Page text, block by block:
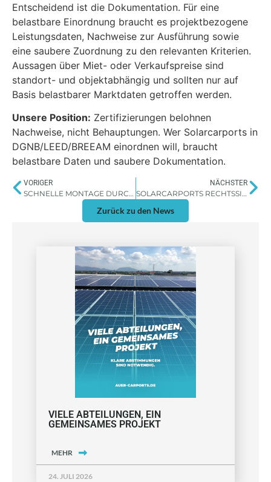
Entscheidend ist die Dokumentation. Für eine
belastbare Einordnung braucht es projektbezogene
Leistungsdaten, Nachweise zur Ausführung sowie
eine saubere Zuordnung zu den relevanten Kriterien.
Aussagen über Miet- oder Verkaufspreise sind
standort- und objektabhängig und sollten nur auf
Basis belastbarer Marktdaten getroffen werden.
Unsere Position: Zertifizierungen belohnen
Nachweise, nicht Behauptungen. Wer Solarcarports in
DGNB/LEED/BREEAM einordnen will, braucht
belastbare Daten und saubere Dokumentation.
VORIGER
SCHNELLE MONTAGE DURCH VORFERTIGUNG
NÄCHSTER
SOLARCARPORTS RECHTSSICHER PLANEN
Zurück zu den News
VIELE ABTEILUNGEN, EIN
GEMEINSAMES PROJEKT
MEHR
24. JULI 2026